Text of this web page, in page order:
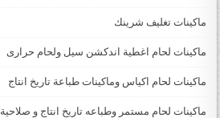
ماكينات تغليف شرينك
ماكينات لحام اغطية اندكشن سيل ولحام حرارى
ماكينات لحام اكياس وماكينات طباعة تاريخ انتاج
ماكينات لحام مستمر وطباعه تاريخ انتاج و صلاحية